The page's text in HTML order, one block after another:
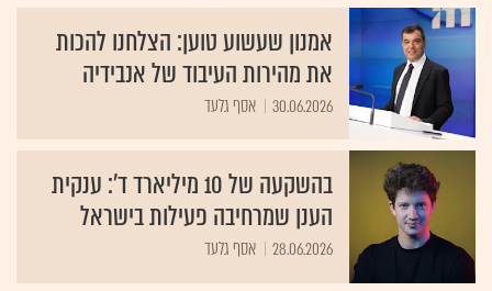
אמנון שעשוע טוען: הצלחנו להכות
את מהירות העיבוד של אנבידיה
30.06.2026 אסף גלעד
בהשקעה של 10 מיליארד ד': ענקית
הענן שמרחיבה פעילות בישראל
28.06.2026 אסף גלעד